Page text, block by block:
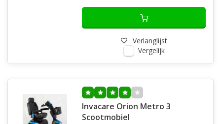
Verlanglijst
Vergelijk
Invacare Orion Metro 3
Scootmobiel